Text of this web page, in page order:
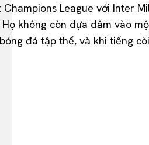
League với Inter
không còn dựa dẫm vào
đá tập thể, và khi tiếng